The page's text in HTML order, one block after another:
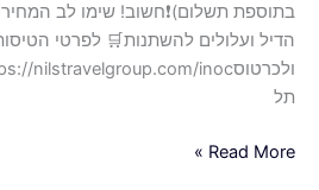
בתוספת תשלום)❗️חשוב! שימו לב
הדיל ועלולים להשתנות🛒 לפרטי
תל
Read More »